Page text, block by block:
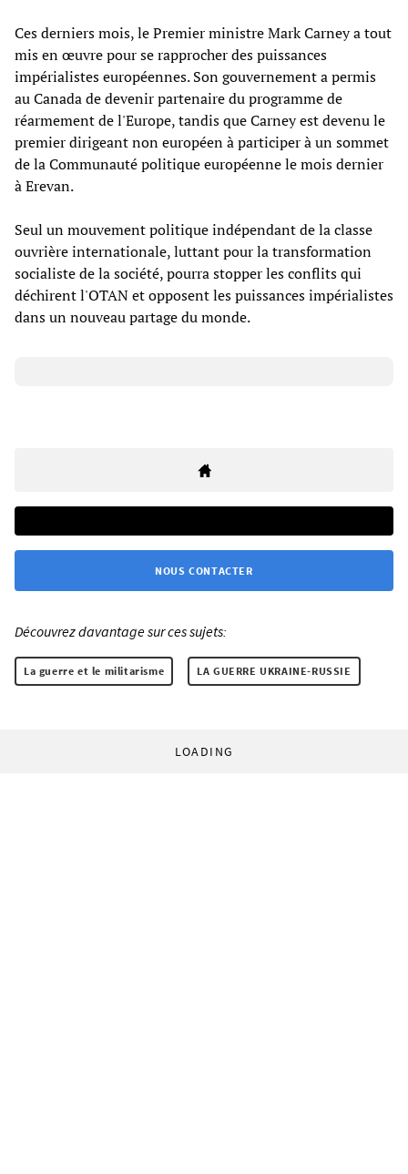
Ces derniers mois, le Premier ministre Mark Carney a tout
mis en œuvre pour se rapprocher des puissances
impérialistes européennes. Son gouvernement a permis
au Canada de devenir partenaire du programme de
réarmement de l'Europe, tandis que Carney est devenu le
premier dirigeant non européen à participer à un sommet
de la Communauté politique européenne le mois dernier
à Erevan.
Seul un mouvement politique indépendant de la classe
ouvrière internationale, luttant pour la transformation
socialiste de la société, pourra stopper les conflits qui
déchirent l'OTAN et opposent les puissances impérialistes
dans un nouveau partage du monde.
NOUS CONTACTER
Découvrez davantage sur ces sujets:
La guerre et le militarisme LA GUERRE UKRAINE-RUSSIE
LOADING